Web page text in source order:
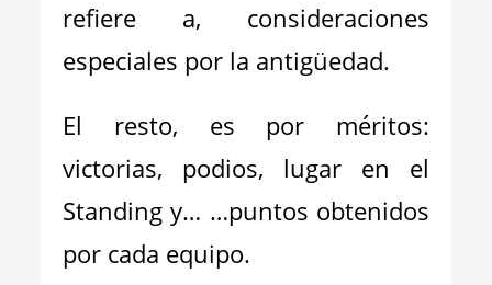
refiere a, consideraciones
especiales por la antigüedad.
El resto, es por méritos:
victorias, podios, lugar en el
Standing y… …puntos obtenidos
por cada equipo.